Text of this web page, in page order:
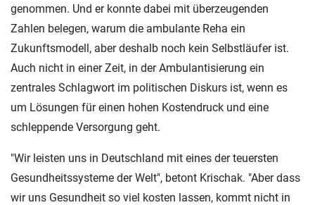
genommen. Und er konnte dabei mit überzeugenden
Zahlen belegen, warum die ambulante Reha ein
Zukunftsmodell, aber deshalb noch kein Selbstläufer ist.
Auch nicht in einer Zeit, in der Ambulantisierung ein
zentrales Schlagwort im politischen Diskurs ist, wenn es
um Lösungen für einen hohen Kostendruck und eine
schleppende Versorgung geht.
"Wir leisten uns in Deutschland mit eines der teuersten
Gesundheitssysteme der Welt", betont Krischak. "Aber dass
wir uns Gesundheit so viel kosten lassen, kommt nicht in